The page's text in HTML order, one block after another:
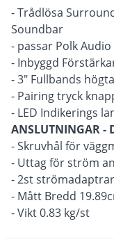
- Trådlösa
Soundbar
- passar Polk
- Inbyggd
- 3" Fullbands
- Pairing tryck
- LED Indikerings
ANSLUTNINGAR -
- Skruvhål för
- Uttag för ström
- 2st
- Mått Bredd
- Vikt 0.83 kg/st